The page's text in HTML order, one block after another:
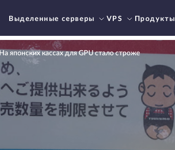
Выделенные серверы VPS Продукты
На японских кассах для GPU стало строже